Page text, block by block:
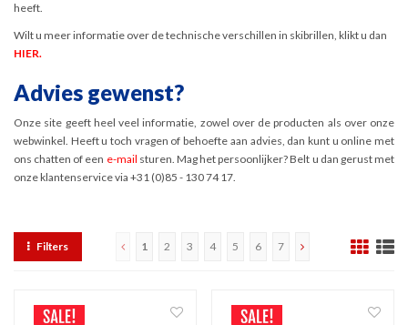
heeft.
Wilt u meer informatie over de technische verschillen in skibrillen, klikt u dan
HIER.
Advies gewenst?
Onze site geeft heel veel informatie, zowel over de producten als over onze
webwinkel. Heeft u toch vragen of behoefte aan advies, dan kunt u online met
ons chatten of een e-mail sturen. Mag het persoonlijker? Belt u dan gerust met
onze klantenservice via +31 (0)85 - 130 74 17.
Filters 1 2 3 4 5 6 7